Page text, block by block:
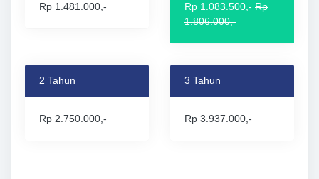
Rp 1.481.000,- Rp 1.083.500,- Rp
1.806.000,-
2 Tahun
Rp 2.750.000,-
3 Tahun
Rp 3.937.000,-